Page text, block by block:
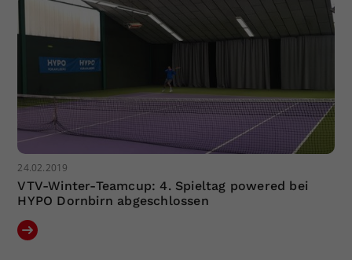
24.02.2019
VTV-Winter-Teamcup: 4. Spieltag powered bei
HYPO Dornbirn abgeschlossen